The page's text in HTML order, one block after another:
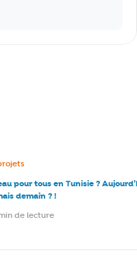
pour tous en Tunisie ?
demain ? !
:
de lecture